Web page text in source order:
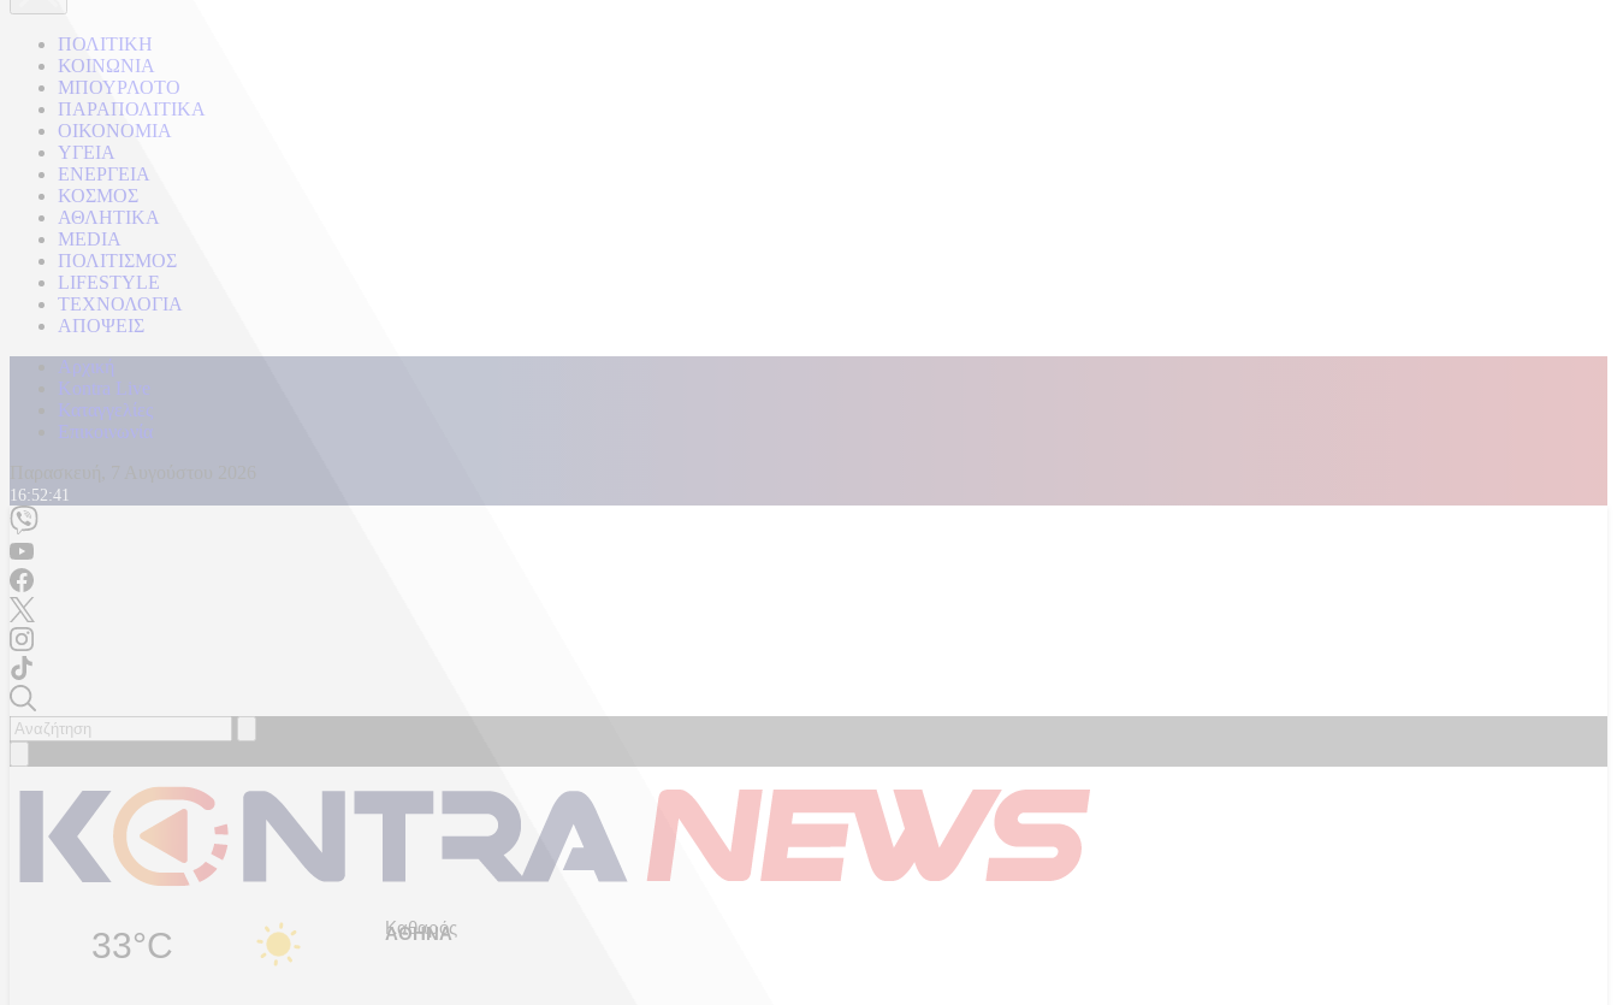
ΠΟΛΙΤΙΚΗ
ΚΟΙΝΩΝΙΑ
ΜΠΟΥΡΛΟΤΟ
ΠΑΡΑΠΟΛΙΤΙΚΑ
ΟΙΚΟΝΟΜΙΑ
ΥΓΕΙΑ
ΕΝΕΡΓΕΙΑ
ΚΟΣΜΟΣ
ΑΘΛΗΤΙΚΑ
MEDIA
ΠΟΛΙΤΙΣΜΟΣ
LIFESTYLE
ΤΕΧΝΟΛΟΓΙΑ
ΑΠΟΨΕΙΣ
Αρχική
Kontra Live
Καταγγελίες
Επικοινωνία
16:52:44
33°C Καθαρός